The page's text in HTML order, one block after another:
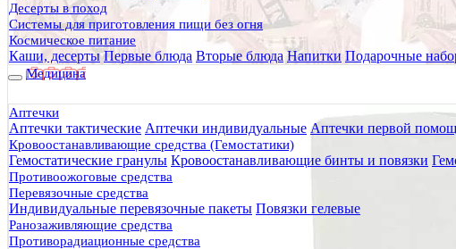
Десерты в поход
Системы для приготовления пищи без огня
Космическое питание
Каши, десерты Первые блюда Вторые блюда Напитки Подарочные
Медицина
Аптечки
Аптечки тактические Аптечки индивидуальные Аптечки первой
Кровоостанавливающие средства (Гемостатики)
Гемостатические гранулы Кровоостанавливающие бинты и повязки
Противоожоговые средства
Перевязочные средства
Индивидуальные перевязочные пакеты Повязки гелевые
Ранозаживляющие средства
Противорадиационные средства